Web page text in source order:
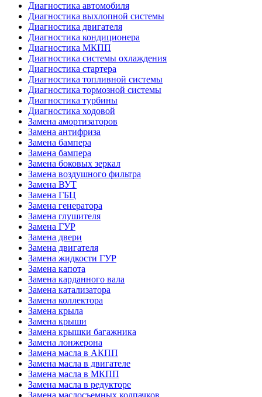
Диагностика автомобиля
Диагностика выхлопной системы
Диагностика двигателя
Диагностика кондиционера
Диагностика МКПП
Диагностика системы охлаждения
Диагностика стартера
Диагностика топливной системы
Диагностика тормозной системы
Диагностика турбины
Диагностика ходовой
Замена амортизаторов
Замена антифриза
Замена бампера
Замена бампера
Замена боковых зеркал
Замена воздушного фильтра
Замена ВУТ
Замена ГБЦ
Замена генератора
Замена глушителя
Замена ГУР
Замена двери
Замена двигателя
Замена жидкости ГУР
Замена капота
Замена карданного вала
Замена катализатора
Замена коллектора
Замена крыла
Замена крыши
Замена крышки багажника
Замена лонжерона
Замена масла в АКПП
Замена масла в двигателе
Замена масла в МКПП
Замена масла в редукторе